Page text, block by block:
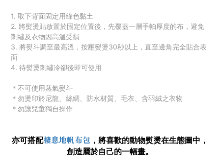
1. 取下背面固定用綠色黏土
2. 將熨燙貼放置於固定位置後，先覆蓋一層手帕厚度的布，避免
刺繡及衣物因高溫受損
3. 將熨斗調至最高溫，按壓熨燙30秒以上，直至邊角完全貼合表
面
4. 待熨燙刺繡冷卻後即可使用
＊不可使用蒸氣熨斗
＊勿燙印於尼龍、絲綢、防水材質 、毛衣
含羽絨之衣物
＊勿讓兒童獨自操作
亦可搭配棲息地帆布包 ， 將喜歡的動物熨燙在生態圖中，
創造屬於自己的一幅畫。